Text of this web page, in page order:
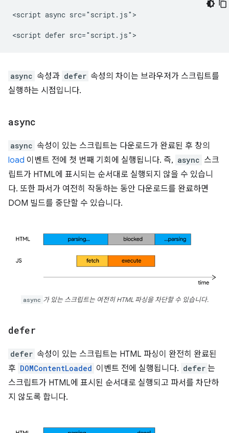
<script async src="script.js">
async 속성과 defer 속성의 차이는 브라우저가 스크립트를
실행하는 시점입니다.
async
async 속성이 있는 스크립트는 다운로드가 완료된 후 창의
load 이벤트 전에 첫 번째 기회에 실행됩니다. 즉, async 스크
립트가 HTML에 표시되는 순서대로 실행되지 않을 수 있습니
다. 또한 파서가 여전히 작동하는 동안 다운로드를 완료하면
DOM 빌드를 중단할 수 있습니다.
async 가 있는 스크립트는 여전히 HTML 파싱을 차단할 수 있습니다.
defer
defer 속성이 있는 스크립트는 HTML 파싱이 완전히 완료된
후 DOMContentLoaded 이벤트 전에 실행됩니다. defer 는
스크립트가 HTML에 표시된 순서대로 실행되고 파서를 차단하
지 않도록 합니다.